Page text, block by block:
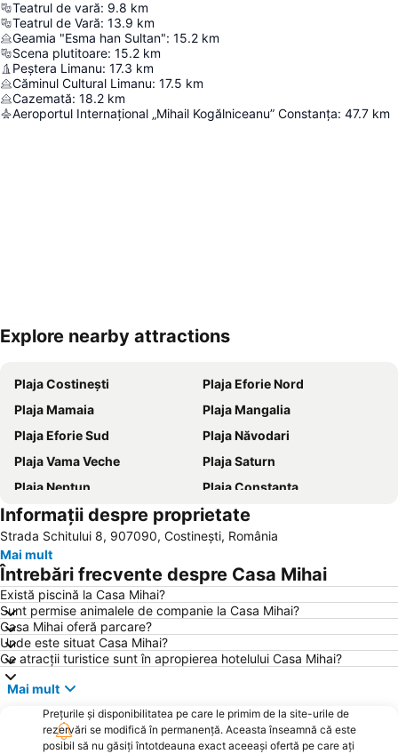
Teatrul de vară: 9.8 km
Teatrul de Vară: 13.9 km
Geamia "Esma han Sultan": 15.2 km
Scena plutitoare: 15.2 km
Peștera Limanu: 17.3 km
Căminul Cultural Limanu: 17.5 km
Cazemată: 18.2 km
Aeroportul Internațional „Mihail Kogălniceanu” Constanța: 47.7 km
Explore nearby attractions
Plaja Costinești
Plaja Eforie Nord
Plaja Mamaia
Plaja Mangalia
Plaja Eforie Sud
Plaja Năvodari
Plaja Vama Veche
Plaja Saturn
Plaja Neptun
Plaja Constanța
Gara Constanța
Plaja Venus
Portul Tomis
Epava
Plaja Olimp
Casa de Cultură
Delfinariu Constanța
Centru
Lacul Techirghiol
Obelisc Costinești
Gara Medgidia
Aqua Magic
Gara Mangalia
Plaja Krapets
Tomis Nord
Stadionul Iftimie Ilisei
Portul Turistic Callatis Mangalia
Cazinou
Informații despre proprietate
Strada Schitului 8, 907090, Costinești, România
Mai mult
Întrebări frecvente despre Casa Mihai
Există piscină la Casa Mihai?
Sunt permise animalele de companie la Casa Mihai?
Casa Mihai oferă parcare?
Unde este situat Casa Mihai?
Ce atracții turistice sunt în apropierea hotelului Casa Mihai?
Mai mult
Prețurile și disponibilitatea pe care le primim de la site-urile de
rezervări se modifică în permanență. Aceasta înseamnă că este
posibil să nu găsiți întotdeauna exact aceeași ofertă pe care ați